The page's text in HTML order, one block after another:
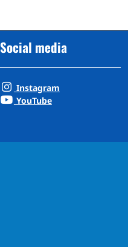
Social media
Instagram
YouTube